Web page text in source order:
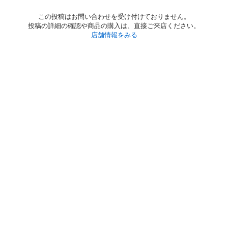
この投稿はお問い合わせを受け付けておりません。
投稿の詳細の確認や商品の購入は、直接ご来店ください。
店舗情報をみる